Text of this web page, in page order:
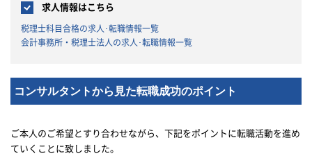
求人情報はこちら
税理士科目合格の求人･転職情報一覧
会計事務所・税理士法人の求人･転職情報一覧
コンサルタントから見た転職成功のポイント
ご本人のご希望とすり合わせながら、下記をポイントに転職活動を進め
ていくことに致しました。